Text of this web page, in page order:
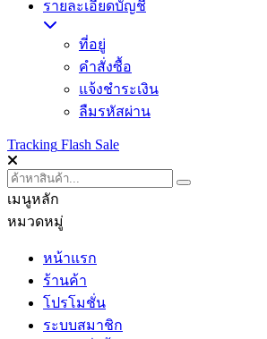
รายละเอียดบัญชี
ที่อยู่
คำสั่งซื้อ
แจ้งชำระเงิน
ลืมรหัสผ่าน
Tracking Flash Sale
เมนูหลัก
หมวดหมู่
หน้าแรก
ร้านค้า
โปรโมชั่น
ระบบสมาชิก